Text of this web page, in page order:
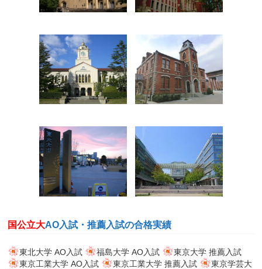
国公立大AO入試・推薦入試の合格実績
東北大学 AO入試 福島大学 AO入試
東京大学 推薦入試
東京工業大学 AO入試
東京工業大学 推薦入試
東京学芸大